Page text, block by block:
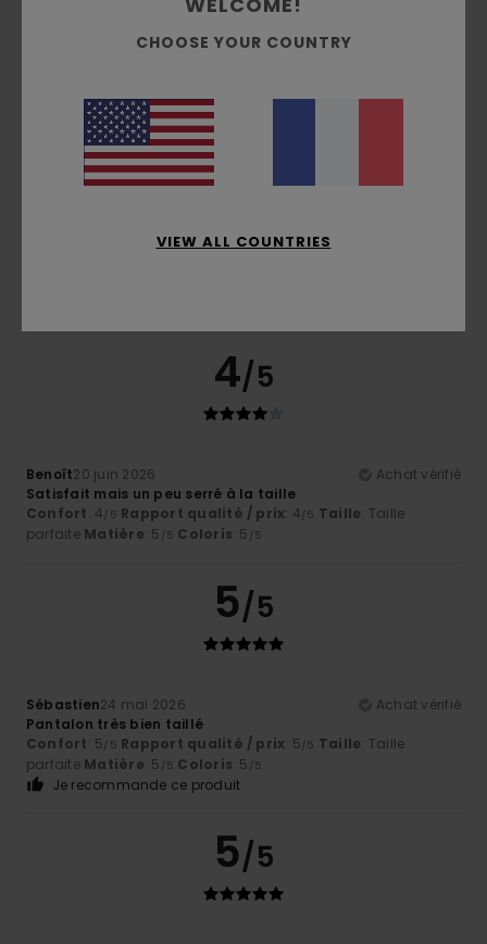
Confort
Rapport qualité / prix
Taille
Trop petit Trop grand
5.0
4/5
Benoît20 juin 2026
Achat vérifié
Satisfait mais un peu serré à la taille
Confort: 4/5 Rapport qualité / prix: 4/5 Taille: Taille
parfaite Matière: 5 /5 Coloris: 5 /5
5/5
Sébastien24 mai 2026
Achat vérifié
Pantalon très bien taillé
Confort: 5/5 Rapport qualité / prix: 5/5 Taille: Taille
parfaite Matière: 5 /5 Coloris: 5 /5
Je recommande ce produit
5/5
CHOOSE YOUR COUNTRY
VIEW ALL COUNTRIES